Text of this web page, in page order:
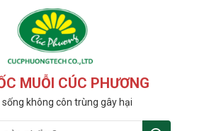
MUỖI CÚC PHƯƠNG
không côn trùng gây hại